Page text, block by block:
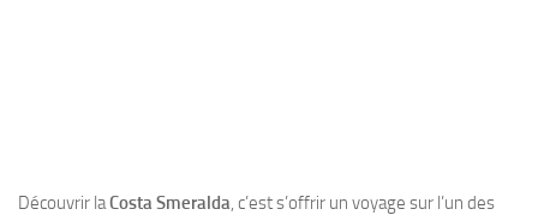
Découvrir laCosta Smeralda, c’est s’offrir un voyage sur l’un des